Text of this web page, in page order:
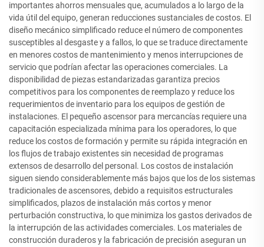
importantes ahorros mensuales que, acumulados a lo largo de la
vida útil del equipo, generan reducciones sustanciales de costos. El
diseño mecánico simplificado reduce el número de componentes
susceptibles al desgaste y a fallos, lo que se traduce directamente
en menores costos de mantenimiento y menos interrupciones de
servicio que podrían afectar las operaciones comerciales. La
disponibilidad de piezas estandarizadas garantiza precios
competitivos para los componentes de reemplazo y reduce los
requerimientos de inventario para los equipos de gestión de
instalaciones. El pequeño ascensor para mercancías requiere una
capacitación especializada mínima para los operadores, lo que
reduce los costos de formación y permite su rápida integración en
los flujos de trabajo existentes sin necesidad de programas
extensos de desarrollo del personal. Los costos de instalación
siguen siendo considerablemente más bajos que los de los sistemas
tradicionales de ascensores, debido a requisitos estructurales
simplificados, plazos de instalación más cortos y menor
perturbación constructiva, lo que minimiza los gastos derivados de
la interrupción de las actividades comerciales. Los materiales de
construcción duraderos y la fabricación de precisión aseguran un